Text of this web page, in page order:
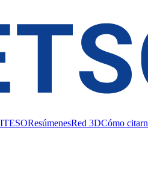
ResúmenesRed 3DCómo